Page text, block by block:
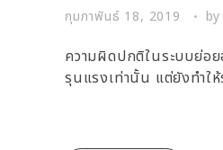
กุมภาพันธ์ 18, 2019 by
ความผิดปกติในระบบย่อย
รุนแรงเท่านั้น แต่ยังทำใ